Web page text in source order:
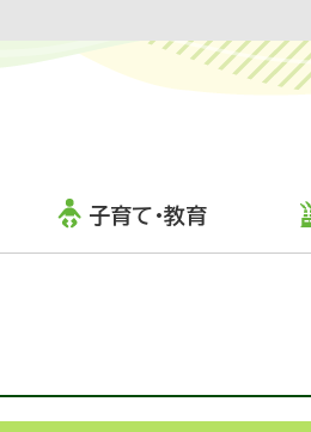
子育て・教育